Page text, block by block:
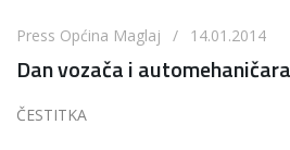
Press Općina Maglaj / 14.01.2014
Dan vozača i
ČESTITKA